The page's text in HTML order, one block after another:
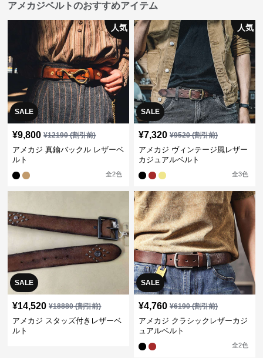
アメカジベルトのおすすめアイテム
SALE
人気
¥9,800 ¥12190(割引前)
アメカジ 真鍮バックル レザーベ
ルト
全2色
SALE
人気
¥7,320 ¥9520(割引前)
アメカジ ヴィンテージ風レザー
カジュアルベルト
全3色
SALE
¥14,520 ¥18880(割引前)
アメカジ スタッズ付きレザーベ
ルト
SALE
¥4,760 ¥6190(割引前)
アメカジ クラシックレザーカジ
ュアルベルト
全2色